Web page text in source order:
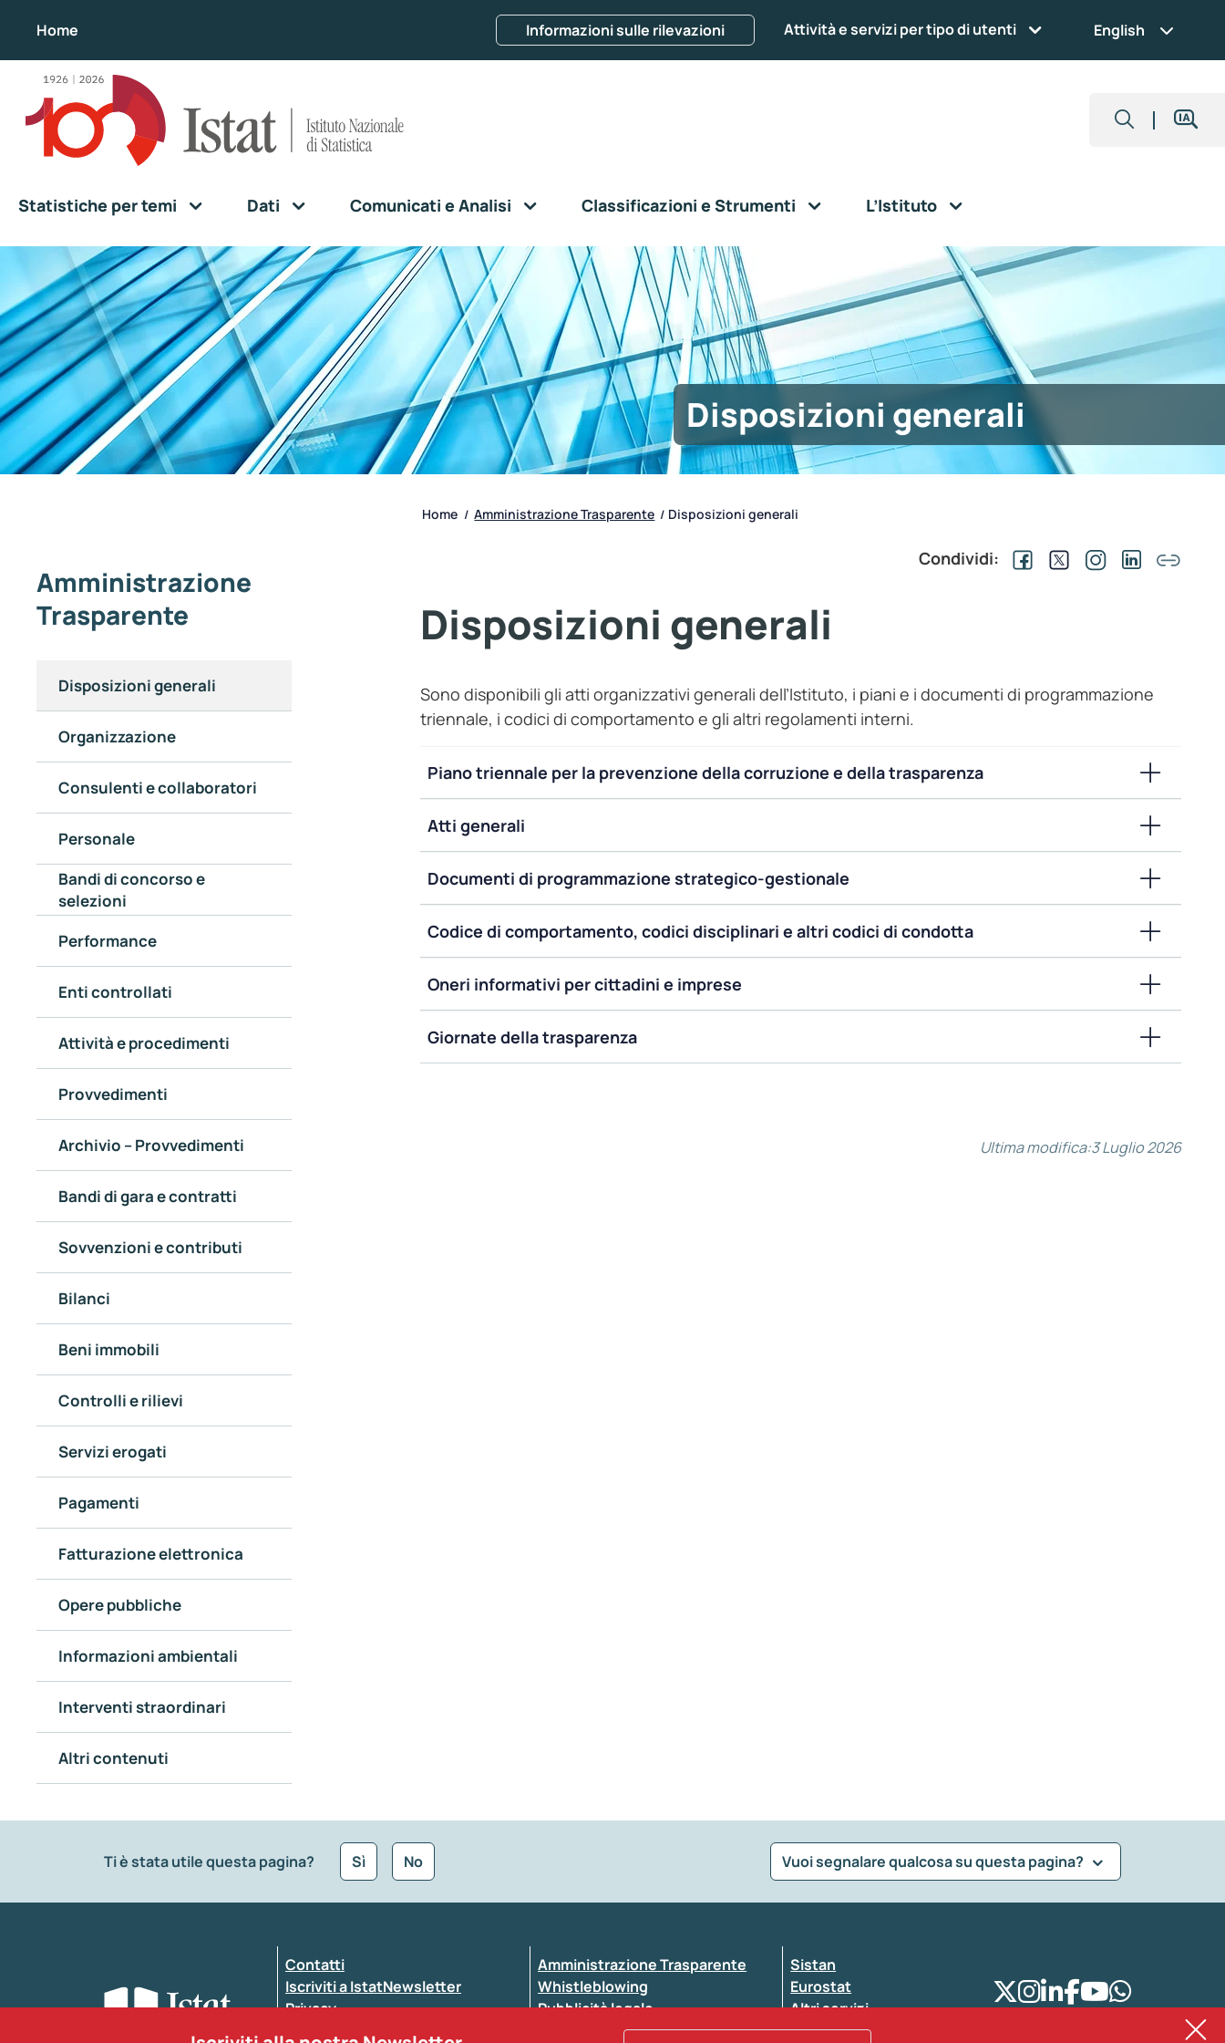
Home Informazioni sulle rilevazioni Attività e servizi per tipo di utenti English
Statistiche per temi Dati Comunicati e Analisi Classificazioni e Strumenti L’Istituto
Disposizioni generali
Amministrazione
Trasparente
Disposizioni generali
Organizzazione
Consulenti e collaboratori
Personale
Bandi di concorso e
selezioni
Performance
Enti controllati
Attività e procedimenti
Provvedimenti
Archivio – Provvedimenti
Bandi di gara e contratti
Sovvenzioni e contributi
Bilanci
Beni immobili
Controlli e rilievi
Servizi erogati
Pagamenti
Fatturazione elettronica
Opere pubbliche
Informazioni ambientali
Interventi straordinari
Altri contenuti
Home / Amministrazione Trasparente / Disposizioni generali
Condividi:
Disposizioni generali
Sono disponibili gli atti organizzativi generali dell’Istituto, i piani e i documenti di programmazione
triennale, i codici di comportamento e gli altri regolamenti interni.
Piano triennale per la prevenzione della corruzione e della trasparenza
Atti generali
Documenti di programmazione strategico-gestionale
Codice di comportamento, codici disciplinari e altri codici di condotta
Oneri informativi per cittadini e imprese
Giornate della trasparenza
Ultima modifica:3 Luglio 2026
Ti è stata utile questa pagina? Sì No Vuoi segnalare qualcosa su questa pagina?
Seleziona la tipologia della segnalazione
Inserisci il tuo commento
Contatti
Iscriviti a IstatNewsletter
Privacy
Amministrazione Trasparente
Whistleblowing
Pubblicità legale
Atti di notifica
Sistan
Eurostat
Altri servizi